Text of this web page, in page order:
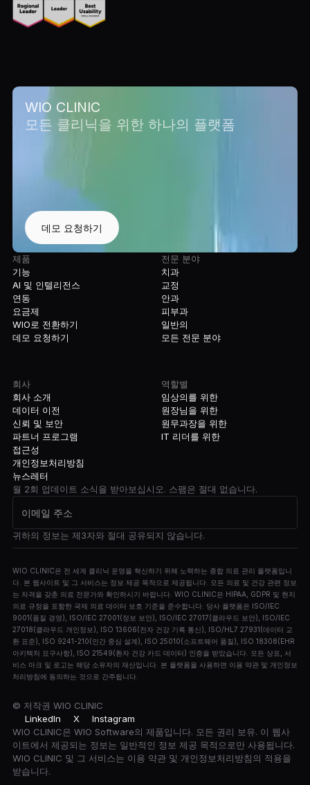
WIO CLINIC
모든 클리닉을 위한 하나의 플랫폼
데모 요청하기
제품
기능
AI 및 인텔리전스
연동
요금제
WIO로 전환하기
데모 요청하기
전문 분야
치과
교정
안과
피부과
일반의
모든 전문 분야
회사
회사 소개
데이터 이전
신뢰 및 보안
파트너 프로그램
접근성
개인정보처리방침
역할별
임상의를 위한
원장님을 위한
원무과장을 위한
IT 리더를 위한
뉴스레터
월 2회 업데이트 소식을 받아보십시오. 스팸은 절대 없습니다.
귀하의 정보는 제3자와 절대 공유되지 않습니다.
WIO CLINIC은 전 세계 클리닉 운영을 혁신하기 위해 노력하는 종합 의료 관리 플랫폼입니
다. 본 웹사이트 및 그 서비스는 정보 제공 목적으로 제공됩니다. 모든 의료 및 건강 관련 정보
는 자격을 갖춘 의료 전문가와 확인하시기 바랍니다. WIO CLINIC은 HIPAA, GDPR 및 현지
의료 규정을 포함한 국제 의료 데이터 보호 기준을 준수합니다. 당사 플랫폼은 ISO/IEC
9001(품질 경영), ISO/IEC 27001(정보 보안), ISO/IEC 27017(클라우드 보안), ISO/IEC
27018(클라우드 개인정보), ISO 13606(전자 건강 기록 통신), ISO/HL7 27931(데이터 교
환 표준), ISO 9241-210(인간 중심 설계), ISO 25010(소프트웨어 품질), ISO 18308(EHR
아키텍처 요구사항), ISO 21549(환자 건강 카드 데이터) 인증을 받았습니다. 모든 상표, 서
비스 마크 및 로고는 해당 소유자의 재산입니다. 본 플랫폼을 사용하면 이용 약관 및 개인정보
처리방침에 동의하는 것으로 간주됩니다.
© 저작권 WIO CLINIC
LinkedIn
X
Instagram
WIO CLINIC은 WIO Software의 제품입니다. 모든 권리 보유. 이 웹사
이트에서 제공되는 정보는 일반적인 정보 제공 목적으로만 사용됩니다.
WIO CLINIC 및 그 서비스는 이용 약관 및 개인정보처리방침의 적용을
받습니다.